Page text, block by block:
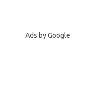
Ads by Google